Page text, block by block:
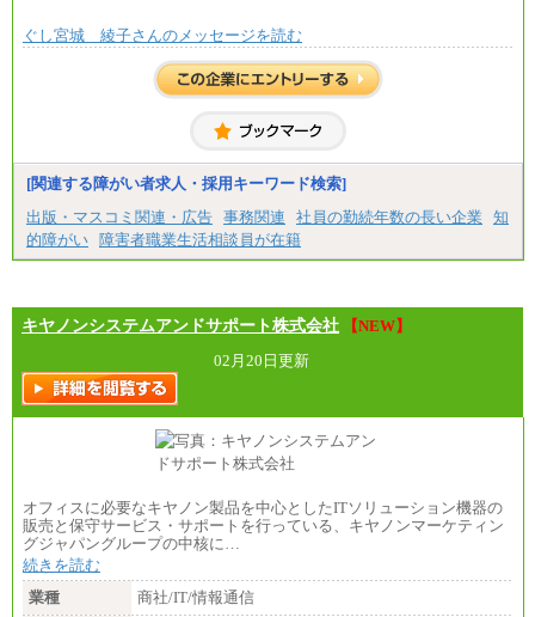
ぐし宮城 綾子さんのメッセージを読む
[関連する障がい者求人・採用キーワード検索]
出版・マスコミ関連・広告 事務関連 社員の勤続年数の長い企業
知
的障がい 障害者職業生活相談員が在籍
キヤノンシステムアンドサポート株式会社
【NEW】
02月20日更新
オフィスに必要なキヤノン製品を中心としたITソリューション機器の
販売と保守サービス・サポートを行っている、キヤノンマーケティン
グジャパングループの中核に…
続きを読む
業種
商社/IT/情報通信